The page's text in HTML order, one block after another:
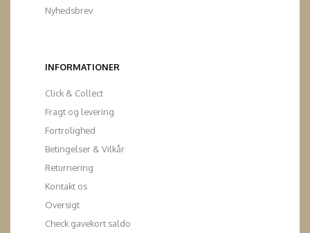
Nyhedsbrev
INFORMATIONER
Click & Collect
Fragt og levering
Fortrolighed
Betingelser & Vilkår
Returnering
Kontakt os
Oversigt
Check gavekort saldo